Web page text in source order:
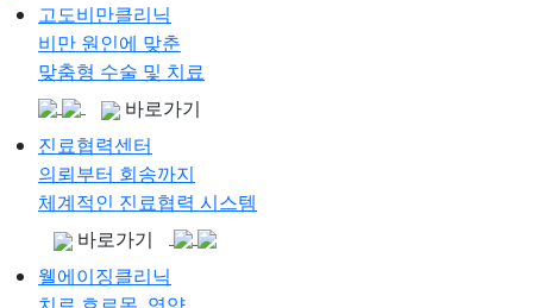
고도비만클리닉
비만 원인에 맞춘
맞춤형 수술 및 치료
바로가기
진료협력센터
의뢰부터 회송까지
체계적인 진료협력 시스템
바로가기
웰에이징클리닉